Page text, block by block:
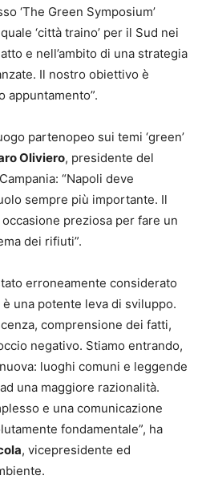
‘The Green Symposium’
‘città traino’ per il Sud nei
e nell’ambito di una strategia
Il nostro obiettivo è
appuntamento”.
partenopeo sui temi ‘green’
Oliviero, presidente del
“Napoli deve
sempre più importante. Il
occasione preziosa per fare un
dei rifiuti”.
erroneamente considerato
una potente leva di sviluppo.
comprensione dei fatti,
negativo. Stiamo entrando,
luoghi comuni e leggende
una maggiore razionalità.
e una comunicazione
fondamentale”, ha
, vicepresidente ed